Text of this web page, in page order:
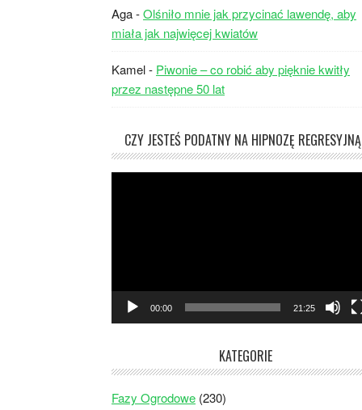
Aga-Olśniło mnie jak przycinać lawendę, aby
miała jak najwięcej kwiatów
Kamel- Piwonie – co robić aby pięknie kwitły
przez następne 50 lat
CZY JESTEŚ PODATNY NA HIPNOZĘ
00:00 21:25
KATEGORIE
Fazy Ogrodowe (230)